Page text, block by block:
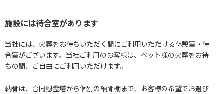
施設には待合室があります
当社には、火葬をお待ちいただく間にご利用いただける休憩室・待
合室がございます。当社ご利用のお客様は、ペット様の火葬をお待
ちの間、ご自由にご利用いただけます。
納骨は、合同慰霊塔から個別の納骨棚まで、お客様の希望でお選び